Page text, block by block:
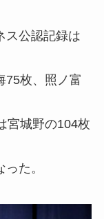
ス公認記録は
75枚、照ノ富
宮城野の104枚
た。